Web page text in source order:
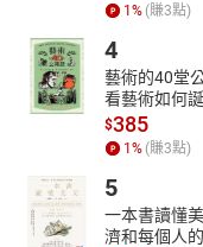
1% (賺3點)
4
藝術的40堂
看藝術如何
$385
1% (賺3點)
5
一本書讀懂
濟和每個人